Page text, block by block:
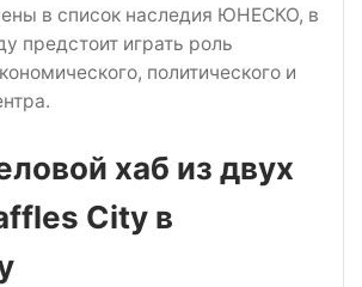
в список наследия ЮНЕСКО, в
предстоит играть роль
политического и
хаб из двух
City в